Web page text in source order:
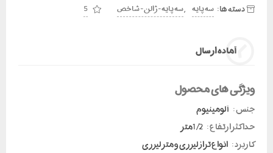
دسته ها: سه پایه ,سه پایه - ژالن - شاخص 5
آماده ارسال
ویژگی های محصول
جنس : آلومینیوم
حداکثر ارتفاع :
کاربرد : انواع تراز لیزری و متر لیزری